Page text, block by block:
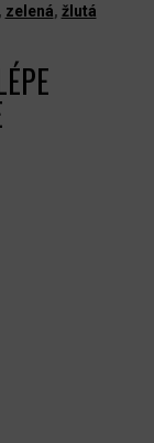
, zelená, žlutá